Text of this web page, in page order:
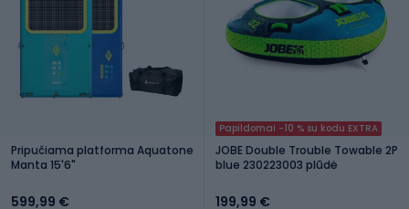
Pripučiama platforma Aquatone
Manta 15'6"
599,99 €
Papildomai -10 % su kodu EXTRA
JOBE Double Trouble Towable 2P
blue 230223003 plūdė
199,99 €